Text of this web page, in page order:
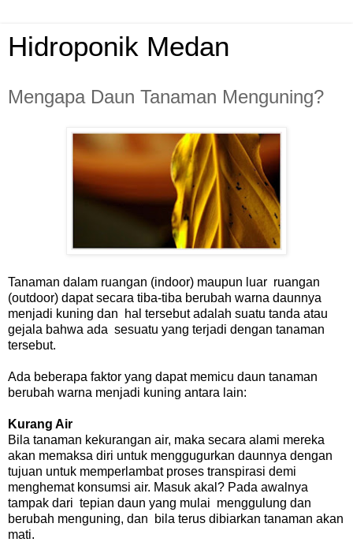
Hidroponik Medan
Mengapa Daun Tanaman Menguning?
Tanaman dalam ruangan (indoor) maupun luar ruangan
(outdoor) dapat secara tiba-tiba berubah warna daunnya
menjadi kuning dan hal tersebut adalah suatu tanda atau
gejala bahwa ada sesuatu yang terjadi dengan tanaman
tersebut.
Ada beberapa faktor yang dapat memicu daun tanaman
berubah warna menjadi kuning antara lain:
Kurang Air
Bila tanaman kekurangan air, maka secara alami mereka
akan memaksa diri untuk menggugurkan daunnya dengan
tujuan untuk memperlambat proses transpirasi demi
menghemat konsumsi air. Masuk akal? Pada awalnya
tampak dari tepian daun yang mulai menggulung dan
berubah menguning, dan bila terus dibiarkan tanaman akan
mati.